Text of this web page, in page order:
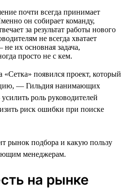
почти всегда принимает
он собирает команду,
за результат работы нового
не всегда хватает
их основная задача,
просто не с кем.
«Сетка» появился проект, который
— Гильдия нанимающих
роль руководителей
риск ошибки при поиске
рынок подбора и какую пользу
менеджерам.
на рынке